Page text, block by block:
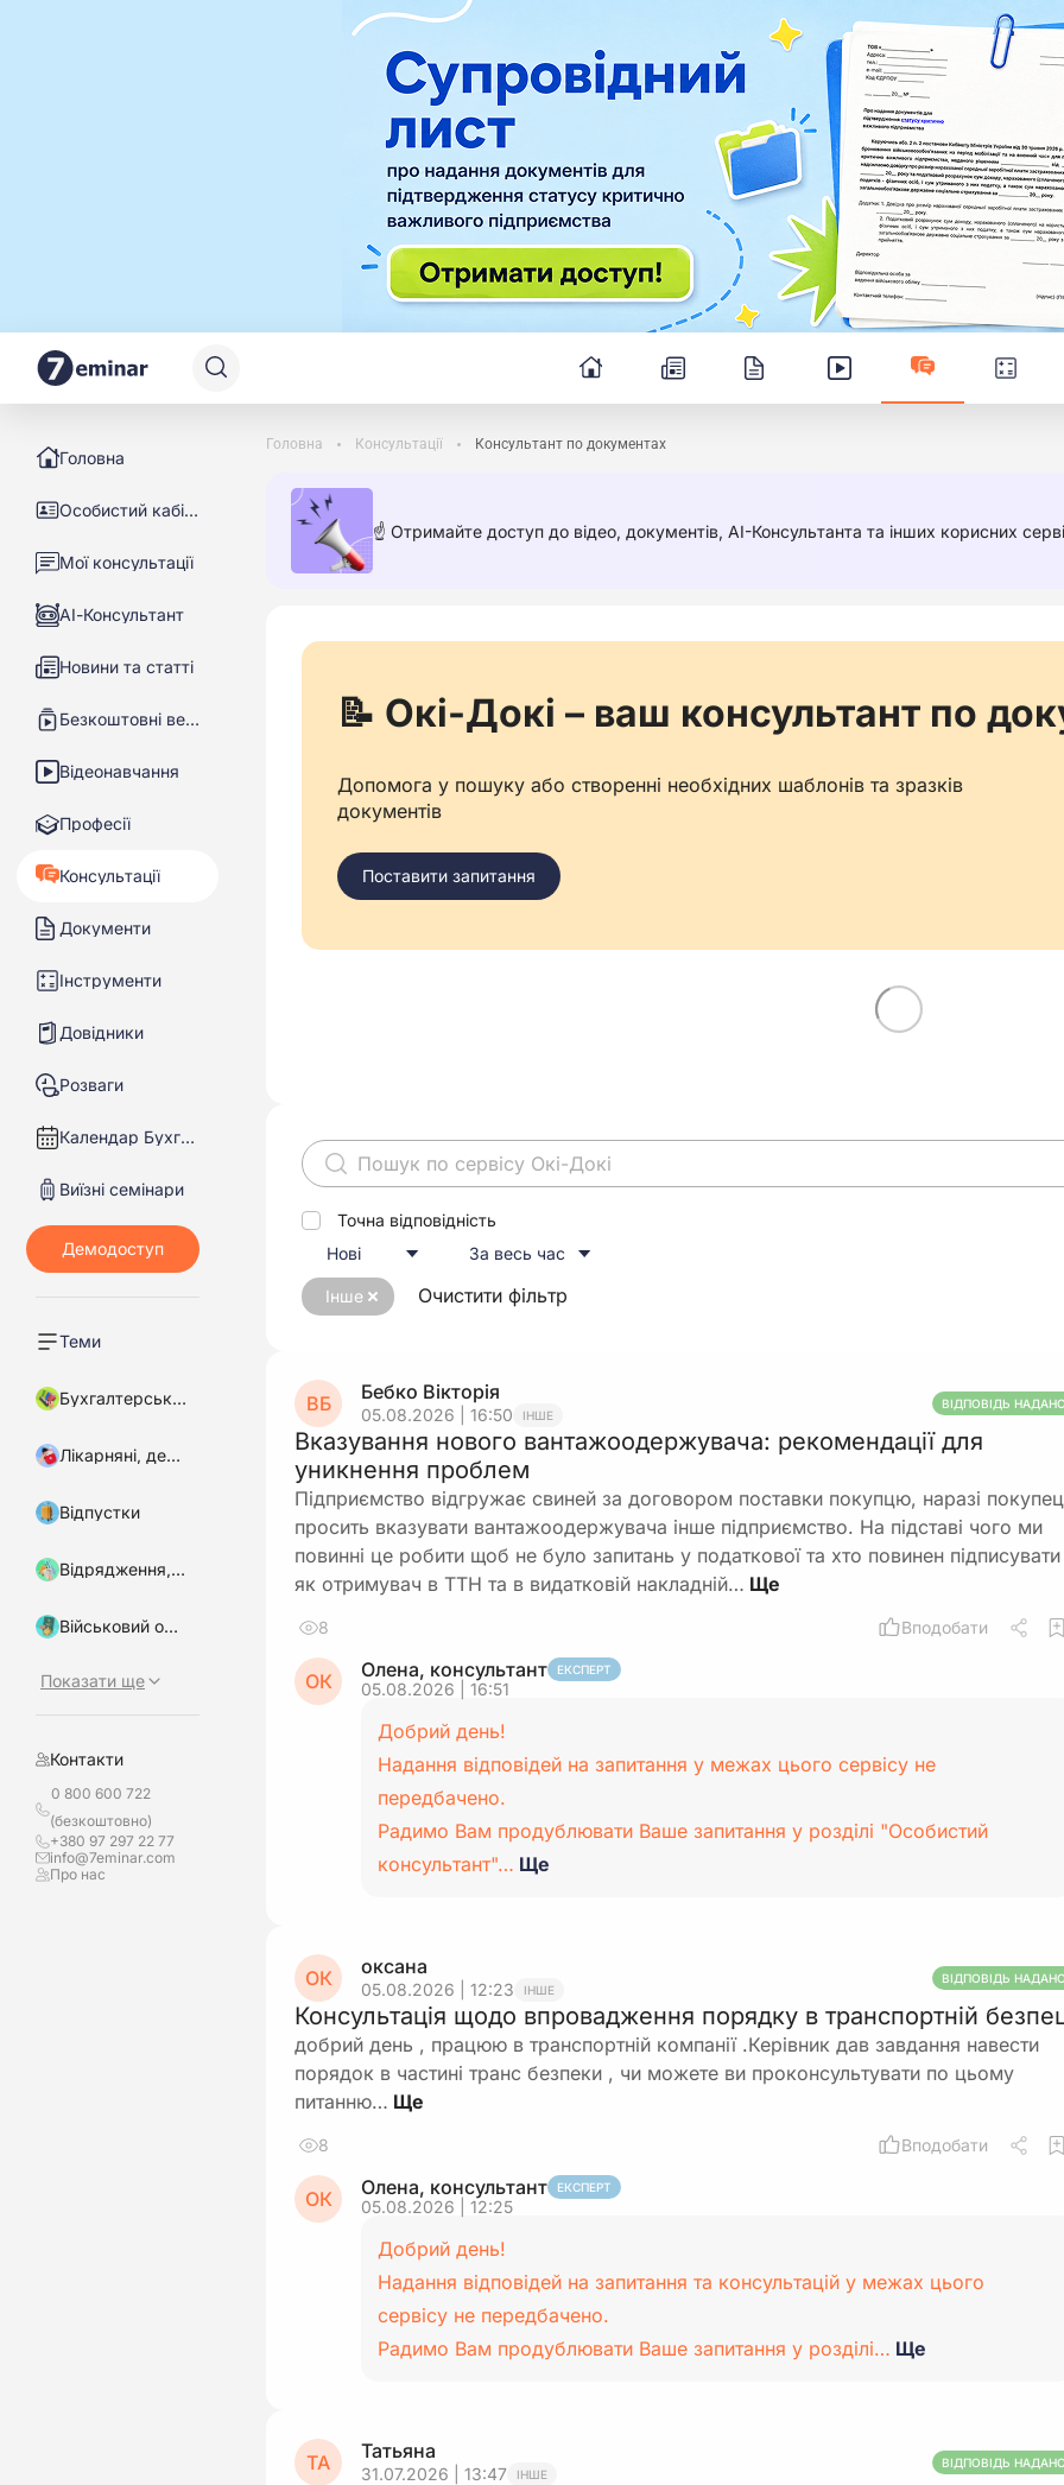
Головна
Особистий кабінет
Мої консультації
АІ-Консультант
Новини та статті
Безкоштовні вебінари
Відеонавчання
Професії
Консультації
Документи
Інструменти
Довідники
Розваги
Календар Бухгалтера
Виїзні семінари
Теми
Бухгалтерський облік
Лікарняні, декретні
Відпустки
Відрядження, підзвітні кошти
Військовий облік, бронювання
Показати ще
Контакти
0 800 600 722
(безкоштовно)
+380 97 297 22 77
info@7eminar.com
Про нас
Головна Консультації Консультант по документах
☝️ Отримайте доступ до відео, документів, AI-Консультанта та інших корисних
📝 Окі-Докі – ваш консультант по
Допомога у пошуку або створенні необхідних шаблонів та зразків
документів
Поставити запитання
Точна відповідність
Нові
За весь час
Інше Очистити фільтр
ВБ Бебко Вікторія
05.08.2026 | 16:50 ІНШЕ
ВІДПОВІДЬ
Вказування нового вантажоодержувача: рекомендації для
уникнення проблем
Підприємство відгружає свиней за договором поставки покупцю, наразі
просить вказувати вантажоодержувача інше підприємство. На підставі чого ми
повинні це робити щоб не було запитань у податкової та хто повинен підписувати
як отримувач в ТТН та в видатковій накладній…
8 Вподобати
ОК Олена, консультант ЕКСПЕРТ
05.08.2026 | 16:51
Добрий день!
Надання відповідей на запитання у межах цього сервісу не
передбачено.
Радимо Вам продублювати Ваше запитання у розділі "Особистий
консультант"… Ще
ОК оксана
05.08.2026 | 12:23 ІНШЕ
ВІДПОВІДЬ
Консультація щодо впровадження порядку в транспортній
добрий день , працюю в транспортній компанії .Керівник дав завдання навести
порядок в частині транс безпеки , чи можете ви проконсультувати по цьому
питанню…
8 Вподобати
ОК Олена, консультант ЕКСПЕРТ
05.08.2026 | 12:25
Добрий день!
Надання відповідей на запитання та консультацій у межах цього
сервісу не передбачено.
Радимо Вам продублювати Ваше запитання у розділі… Ще
ТА Татьяна
31.07.2026 | 13:47 ІНШЕ
ВІДПОВІДЬ